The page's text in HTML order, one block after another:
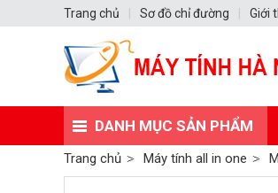
DANH MỤC SẢN PHẨM
Trang chủ Máy tính all in one
Trang chủ Sơ đồ chỉ đường Giới